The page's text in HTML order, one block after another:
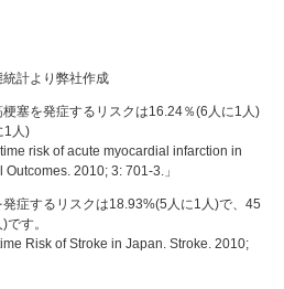
計より弊社作成
塞を発症するリスクは16.24％(6人に1人)
1人)
risk of acute myocardial infarction in
2010; 3: 701-3.」
症するリスクは18.93%(5人に1人)で、45
す。
Risk of Stroke in Japan. Stroke. 2010;